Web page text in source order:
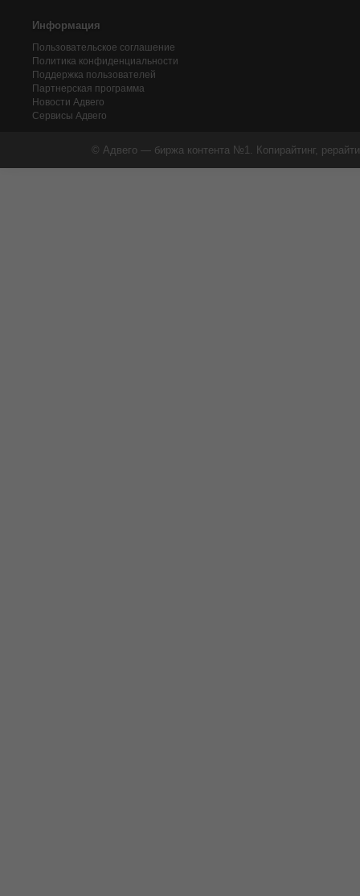
Информация
Пользовательское соглашение
Политика конфиденциальности
Поддержка пользователей
Партнерская программа
Новости Адвего
Сервисы Адвего
© Адвего — биржа контента №1. Копирайтинг,